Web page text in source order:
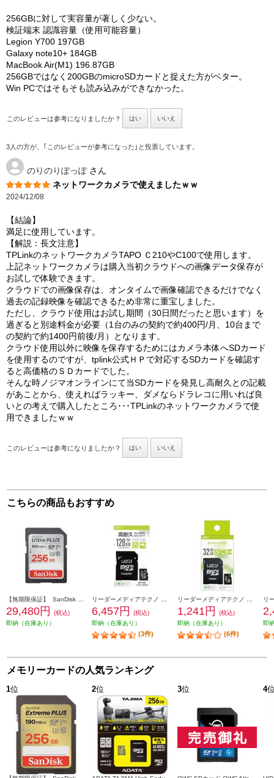
256GBに対して実容量が著しく少ない。
検証端末 認識容量（使用可能容量）
Legion Y700 197GB
Galaxy note10+ 184GB
MacBook Air(M1) 196.87GB
256GBではなく200GBのmicroSDカードと捉えた方がベター。
Win PCではそもそも読み込みができなかった。
このレビューは参考になりましたか？ はい いいえ
3人の方が、｢このレビューが参考になった｣と投票しています。
のりのりぽっぽさん
ネットワークカメラで使えましたｗｗ
2024/12/08
【結論】
満足に使用しています。
【解説：長文注意】
TPLinkのネットワークカメラTAPO Ｃ210やC100で使用します。
上記ネットワークカメラは購入当初クラウドへの画像データ保存が
お試しで体験できます。
クラウドでの画像保存は、オンタイムで画像確認できるだけでなく
過去の記録映像を確認できるため非常に重宝しました。
ただし、クラウド使用はお試し期間（30日間だったと思います）を
過ぎると別途料金が必要（1台のみの契約で約400円/月、10台まで
の契約で約1400円前後/月）となります。
クラウド使用以外に映像を保存するためにはカメラ本体へSDカード
を使用するのですが、tplink公式ＨＰで対応するSDカードを確認す
ると高価格のＳＤカードでした。
そんな時ノジマオンラインにて当SDカードを発見し高耐久との記載
があことから、使えればラッキー、ダメならドラレコに用いれば良
いとの考えで購入したところ･･･TPLinkのネットワークカメラで使
用できましたｗｗ
このレビューは参考になりましたか？ はい いいえ
こちらの商品もおすすめ
29,480円
(税込)
即納（在庫あり）
6,457円
(税込)
即納（在庫あり）
(3件)
1,241円
(税込)
即納（在庫あり）
(6件)
即
メモリーカードの人気ランキング
1位 2位 3位 4